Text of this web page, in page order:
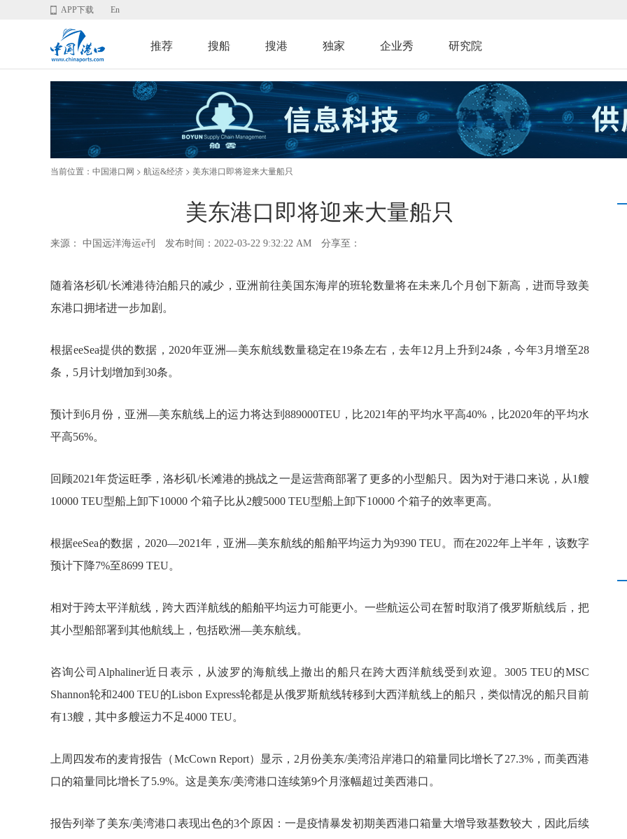
APP下载 En
推荐 搜船 搜港 独家 企业秀 研究院
当前位置： 中国港口网 > 航运&经济 > 美东港口即将迎来大量船只
美东港口即将迎来大量船只
来源： 中国远洋海运e刊 发布时间：2022-03-22 9:32:22 AM 分享至：
随着洛杉矶/长滩港待泊船只的减少，亚洲前往美国东海岸的班轮数量将在未来几个月创下新高，进而导致美
东港口拥堵进一步加剧。
根据eeSea提供的数据，2020年亚洲—美东航线数量稳定在19条左右，去年12月上升到24条，今年3月增至28
条，5月计划增加到30条。
预计到6月份，亚洲—美东航线上的运力将达到889000TEU，比2021年的平均水平高40%，比2020年的平均水
平高56%。
回顾2021年货运旺季，洛杉矶/长滩港的挑战之一是运营商部署了更多的小型船只。因为对于港口来说，从1艘
10000 TEU型船上卸下10000 个箱子比从2艘5000 TEU型船上卸下10000 个箱子的效率更高。
根据eeSea的数据，2020—2021年，亚洲—美东航线的船舶平均运力为9390 TEU。而在2022年上半年，该数字
预计下降7%至8699 TEU。
相对于跨太平洋航线，跨大西洋航线的船舶平均运力可能更小。一些航运公司在暂时取消了俄罗斯航线后，把
其小型船部署到其他航线上，包括欧洲—美东航线。
咨询公司Alphaliner近日表示，从波罗的海航线上撤出的船只在跨大西洋航线受到欢迎。3005 TEU的MSC
Shannon轮和2400 TEU的Lisbon Express轮都是从俄罗斯航线转移到大西洋航线上的船只，类似情况的船只目前
有13艘，其中多艘运力不足4000 TEU。
上周四发布的麦肯报告（McCown Report）显示，2月份美东/美湾沿岸港口的箱量同比增长了27.3%，而美西港
口的箱量同比增长了5.9%。这是美东/美湾港口连续第9个月涨幅超过美西港口。
报告列举了美东/美湾港口表现出色的3个原因：一是疫情暴发初期美西港口箱量大增导致基数较大，因此后续